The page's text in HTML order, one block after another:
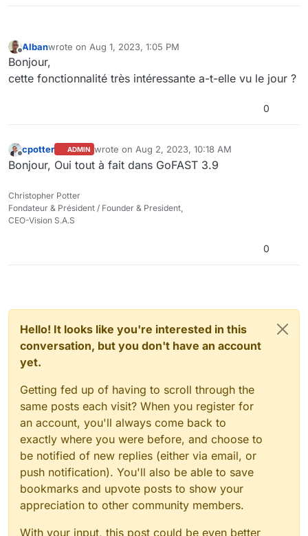
Offline
Albanwrote on Aug 1, 2023, 1:05 PM
last edited by
Bonjour,
cette fonctionnalité très intéressante a-t-elle vu le jour ?
0
Offline
cpotter ADMIN wrote on Aug 2, 2023, 10:18 AM
last edited by
Bonjour, Oui tout à fait dans GoFAST 3.9
Christopher Potter
Fondateur & Président / Founder & President,
CEO-Vision S.A.S
0
Hello! It looks like you're interested in this
conversation, but you don't have an account
yet.
Getting fed up of having to scroll through the
same posts each visit? When you register for
an account, you'll always come back to
exactly where you were before, and choose to
be notified of new replies (either via email, or
push notification). You'll also be able to save
bookmarks and upvote posts to show your
appreciation to other community members.
With your input, this post could be even better